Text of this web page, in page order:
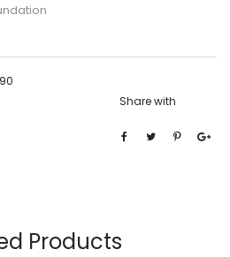
Share with
Products